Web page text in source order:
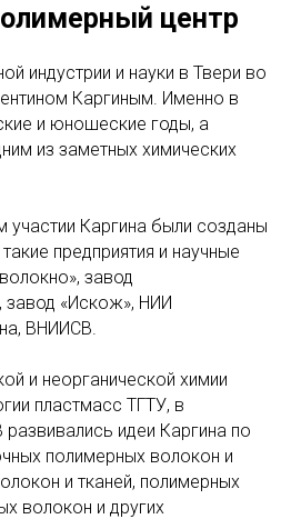
центр
индустрии и науки в Твери во
Каргиным. Именно в
и юношеские годы, а
из заметных химических
участии Каргина были созданы
предприятия и научные
завод
завод «Искож», НИИ
ВНИИСВ.
и неорганической химии
пластмасс ТГТУ, в
идеи Каргина по
полимерных волокон и
и тканей, полимерных
волокон и других